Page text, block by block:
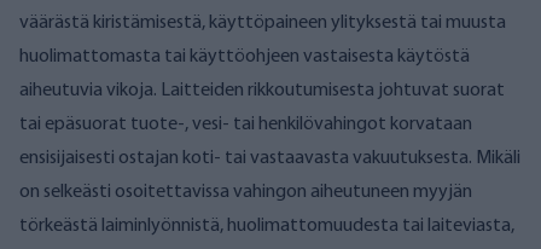
väärästä kiristämisestä, käyttöpaineen ylityksestä tai muusta
huolimattomasta tai käyttöohjeen vastaisesta käytöstä
aiheutuvia vikoja. Laitteiden rikkoutumisesta johtuvat suorat
tai epäsuorat tuote-, vesi- tai henkilövahingot korvataan
ensisijaisesti ostajan koti- tai vastaavasta vakuutuksesta. Mikäli
on selkeästi osoitettavissa vahingon aiheutuneen myyjän
törkeästä laiminlyönnistä, huolimattomuudesta tai laiteviasta,